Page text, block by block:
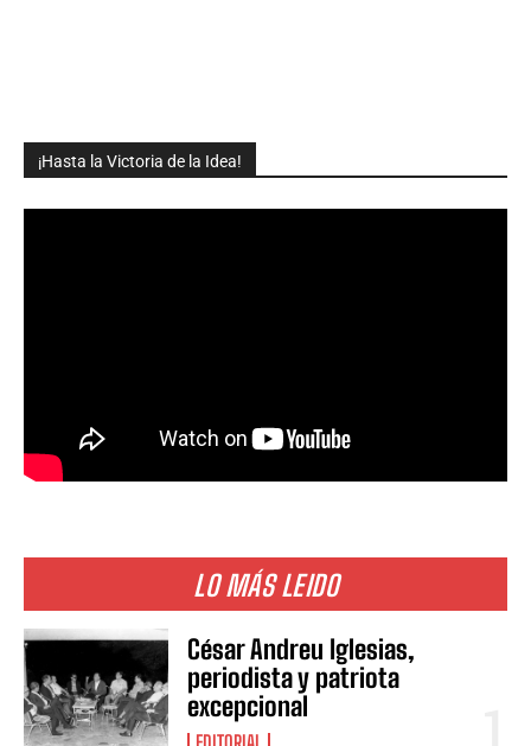
¡Hasta la Victoria de la Idea!
LO MÁS LEIDO
César Andreu Iglesias,
periodista y patriota
excepcional